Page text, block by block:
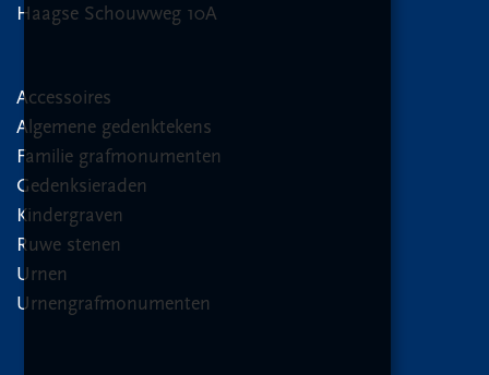
Haagse Schouwweg 10A
Accessoires
Algemene gedenktekens
Familie grafmonumenten
Gedenksieraden
Kindergraven
Ruwe stenen
Urnen
Urnengrafmonumenten